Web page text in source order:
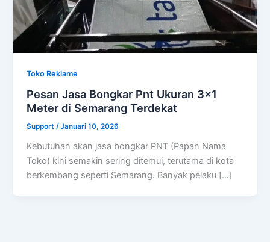
Toko Reklame
Pesan Jasa Bongkar Pnt Ukuran 3×1
Meter di Semarang Terdekat
Support/Januari 10, 2026
Kebutuhan akan jasa bongkar PNT (Papan Nama
Toko) kini semakin sering ditemui, terutama di kota
berkembang seperti Semarang. Banyak pelaku […]